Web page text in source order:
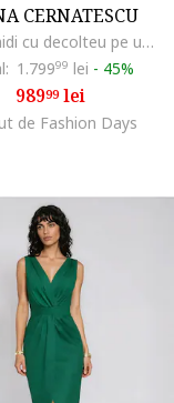
CERNATESCU
Rochie midi cu decolteu pe umeri, Alb optic
1.79999 lei - 45%
98999lei
de Fashion Days